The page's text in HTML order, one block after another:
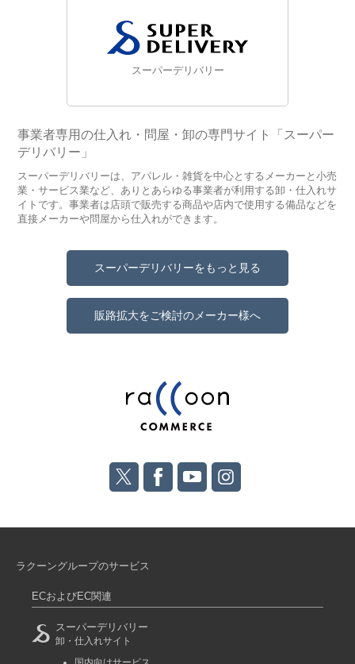
スーパーデリバリー
事業者専用の仕入れ・問屋・卸の専門サイト「スーパー
デリバリー」
スーパーデリバリーは、アパレル・雑貨を中心とするメーカーと小売
業・サービス業など、ありとあらゆる事業者が利用する卸・仕入れサ
イトです。事業者は店頭で販売する商品や店内で使用する備品などを
直接メーカーや問屋から仕入れができます。
スーパーデリバリーをもっと見る
販路拡大をご検討のメーカー様へ
ラクーングループのサービス
ECおよびEC関連
スーパーデリバリー
卸・仕入れサイト